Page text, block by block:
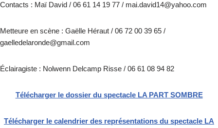
Contacts : Maï David / 06 61 14 19 77 / mai.david14@yahoo.com
Metteure en scène : Gaëlle Héraut / 06 72 00 39 65 /
gaelledelaronde@gmail.com
Éclairagiste : Nolwenn Delcamp Risse / 06 61 08 94 82
Télécharger le dossier du spectacle LA PART SOMBRE
Télécharger le calendrier des représentations du spectacle LA